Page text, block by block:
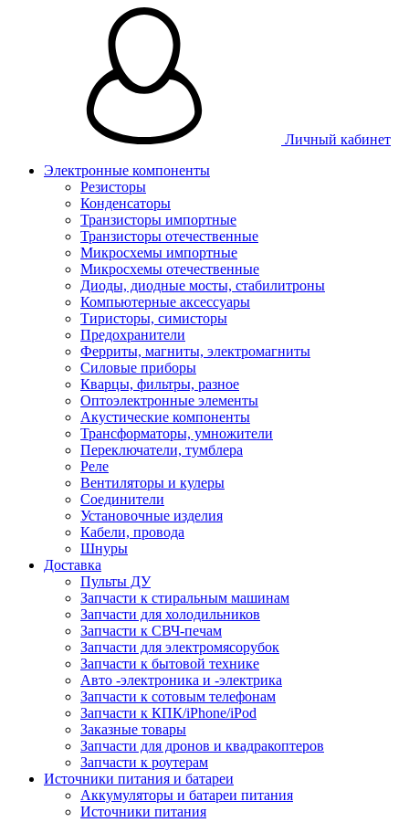
Личный кабинет
Электронные компоненты
Резисторы
Конденсаторы
Транзисторы импортные
Транзисторы отечественные
Микросхемы импортные
Микросхемы отечественные
Диоды, диодные мосты, стабилитроны
Компьютерные аксессуары
Тиристоры, симисторы
Предохранители
Ферриты, магниты, электромагниты
Силовые приборы
Кварцы, фильтры, разное
Оптоэлектронные элементы
Акустические компоненты
Трансформаторы, умножители
Переключатели, тумблера
Реле
Вентиляторы и кулеры
Соединители
Установочные изделия
Кабели, провода
Шнуры
Доставка
Пульты ДУ
Запчасти к стиральным машинам
Запчасти для холодильников
Запчасти к СВЧ-печам
Запчасти для электромясорубок
Запчасти к бытовой технике
Авто -электроника и -электрика
Запчасти к сотовым телефонам
Запчасти к КПК/iPhone/iPod
Заказные товары
Запчасти для дронов и квадракоптеров
Запчасти к роутерам
Источники питания и батареи
Аккумуляторы и батареи питания
Источники питания